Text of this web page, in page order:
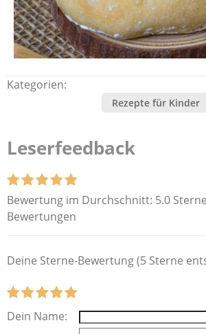
Kategorien:
Rezepte für Kinder
Leserfeedback
Bewertung im Durchschnitt: 5.0
Bewertungen
Deine Sterne-Bewertung (5 Sterne
Dein Name: